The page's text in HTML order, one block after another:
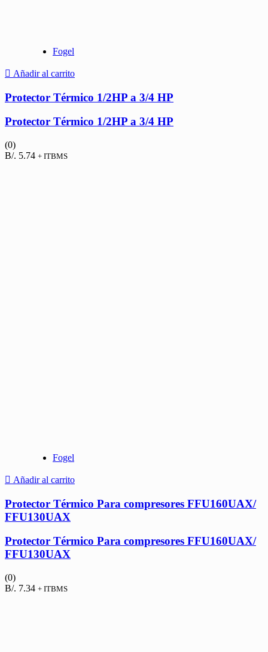
Fogel
Añadir al carrito
Protector Térmico 1/2HP a 3/4 HP
Protector Térmico 1/2HP a 3/4 HP
(0)
B/. 5.74 + ITBMS
Fogel
Añadir al carrito
Protector Térmico Para compresores FFU160UAX/
FFU130UAX
Protector Térmico Para compresores FFU160UAX/
FFU130UAX
(0)
B/. 7.34 + ITBMS